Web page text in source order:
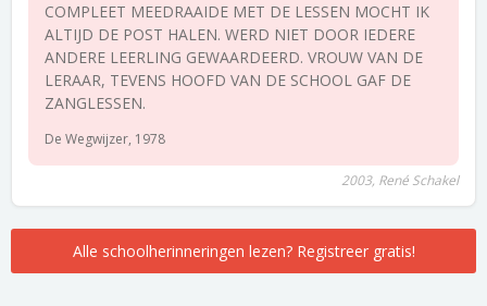
COMPLEET MEEDRAAIDE MET DE LESSEN MOCHT IK
ALTIJD DE POST HALEN. WERD NIET DOOR IEDERE
ANDERE LEERLING GEWAARDEERD. VROUW VAN DE
LERAAR, TEVENS HOOFD VAN DE SCHOOL GAF DE
ZANGLESSEN.
De Wegwijzer, 1978
2003, René Schakel
Alle schoolherinneringen lezen? Registreer gratis!